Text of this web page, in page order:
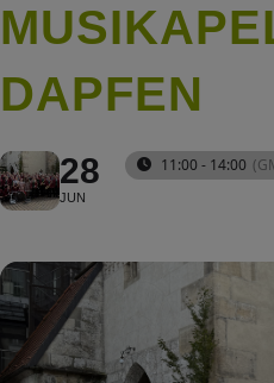
DAPFEN
28
JUN
11:00 - 14:00